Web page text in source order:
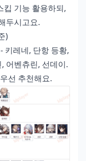
킵 기능 활용하되,
두시고요.
)
키레네, 단항 등황,
어벤츄린, 선데이.
선 추천해요.